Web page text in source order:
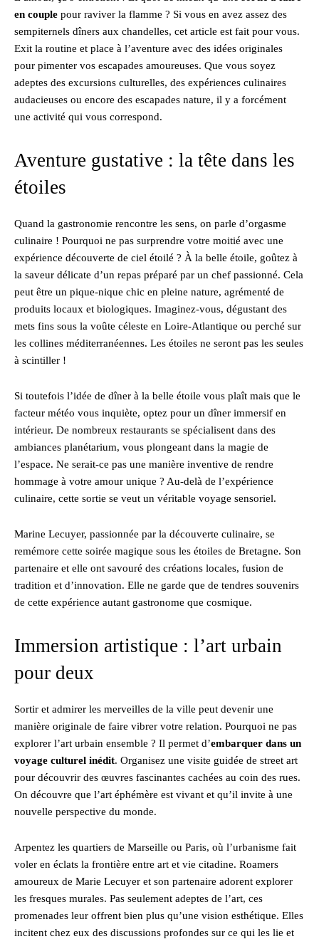
en couple pour raviver la flamme ? Si vous en avez assez des
sempiternels dîners aux chandelles, cet article est fait pour vous.
Exit la routine et place à l’aventure avec des idées originales
pour pimenter vos escapades amoureuses. Que vous soyez
adeptes des excursions culturelles, des expériences culinaires
audacieuses ou encore des escapades nature, il y a forcément
une activité qui vous correspond.
Aventure gustative : la tête dans les
étoiles
Quand la gastronomie rencontre les sens, on parle d’orgasme
culinaire ! Pourquoi ne pas surprendre votre moitié avec une
expérience découverte de ciel étoilé ? À la belle étoile, goûtez à
la saveur délicate d’un repas préparé par un chef passionné. Cela
peut être un pique-nique chic en pleine nature, agrémenté de
produits locaux et biologiques. Imaginez-vous, dégustant des
mets fins sous la voûte céleste en Loire-Atlantique ou perché sur
les collines méditerranéennes. Les étoiles ne seront pas les seules
à scintiller !
Si toutefois l’idée de dîner à la belle étoile vous plaît mais que le
facteur météo vous inquiète, optez pour un dîner immersif en
intérieur. De nombreux restaurants se spécialisent dans des
ambiances planétarium, vous plongeant dans la magie de
l’espace. Ne serait-ce pas une manière inventive de rendre
hommage à votre amour unique ? Au-delà de l’expérience
culinaire, cette sortie se veut un véritable voyage sensoriel.
Marine Lecuyer, passionnée par la découverte culinaire, se
remémore cette soirée magique sous les étoiles de Bretagne. Son
partenaire et elle ont savouré des créations locales, fusion de
tradition et d’innovation. Elle ne garde que de tendres souvenirs
de cette expérience autant gastronome que cosmique.
Immersion artistique : l’art urbain
pour deux
Sortir et admirer les merveilles de la ville peut devenir une
manière originale de faire vibrer votre relation. Pourquoi ne pas
explorer l’art urbain ensemble ? Il permet d’embarquer dans un
voyage culturel inédit. Organisez une visite guidée de street art
pour découvrir des œuvres fascinantes cachées au coin des rues.
On découvre que l’art éphémère est vivant et qu’il invite à une
nouvelle perspective du monde.
Arpentez les quartiers de Marseille ou Paris, où l’urbanisme fait
voler en éclats la frontière entre art et vie citadine. Roamers
amoureux de Marie Lecuyer et son partenaire adorent explorer
les fresques murales. Pas seulement adeptes de l’art, ces
promenades leur offrent bien plus qu’une vision esthétique. Elles
incitent chez eux des discussions profondes sur ce qui les lie et